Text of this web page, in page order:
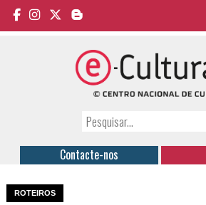
Contacte-nos
ROTEIROS